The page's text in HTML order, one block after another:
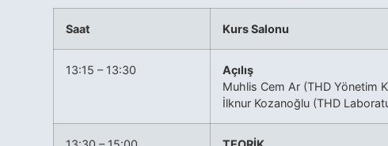
Saat Kurs Salonu
13:15 – 13:30
Açılış
Muhlis Cem Ar (THD Yönetim
İlknur Kozanoğlu (THD